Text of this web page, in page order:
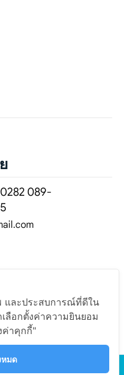
089-
จทัวร์ทะเล คุณภาพดี
และประสบการณ์ที่ดีใน
ลือกตั้งค่าความยินยอม
ค่าคุกกี้"
หมด